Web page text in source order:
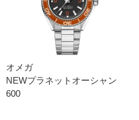
オメガ
NEWプラネットオーシャン
600